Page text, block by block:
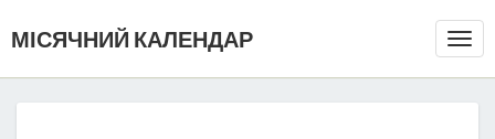
МІСЯЧНИЙ КАЛЕНДАР